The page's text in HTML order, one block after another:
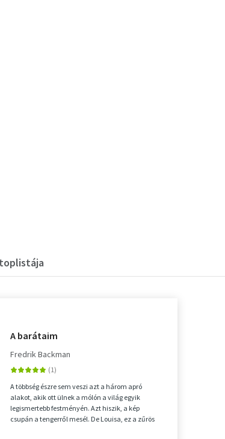
A barátaim
Fredrik Backman
A többség észre sem veszi azt a három apró
alakot, akik ott ülnek a mólón a világ egyik
legismertebb festményén. Azt hiszik, a kép
csupán a tengerről mesél. De Louisa, ez a zűrös